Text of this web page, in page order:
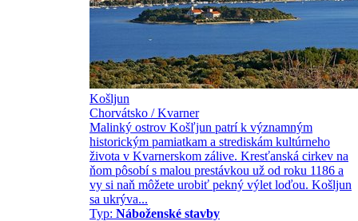
Košljun
Chorvátsko / Kvarner
Malinký ostrov Košľjun patrí k významným
historickým pamiatkam a strediskám kultúrneho
života v Kvarnerskom zálive. Kresťanská cirkev na
ňom pôsobí s malou prestávkou už od roku 1186 a
vy si naň môžete urobiť pekný výlet loďou. Košljun
sa ukrýva...
Typ: Náboženské stavby